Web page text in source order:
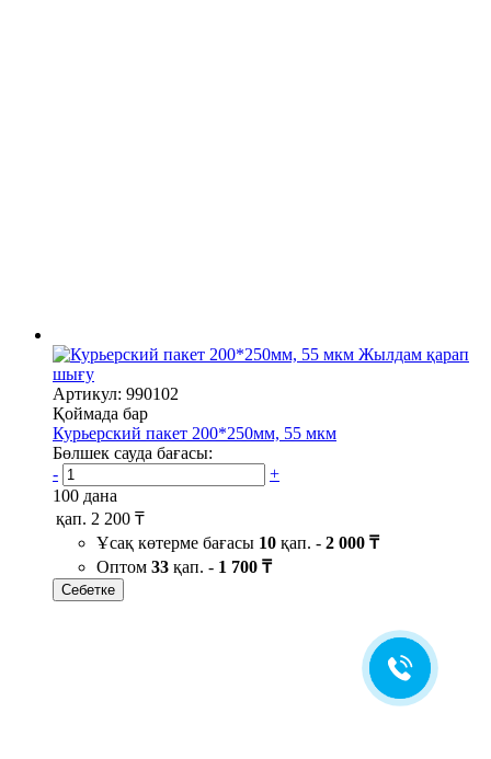
Жылдам қарап
шығу
Артикул: 990102
Қоймада бар
Курьерский пакет 200*250мм, 55 мкм
Бөлшек сауда бағасы:
-
+
100 дана
қап. 2 200 ₸
Ұсақ көтерме бағасы 10 қап. - 2 000 ₸
Оптом 33 қап. - 1 700 ₸
Себетке